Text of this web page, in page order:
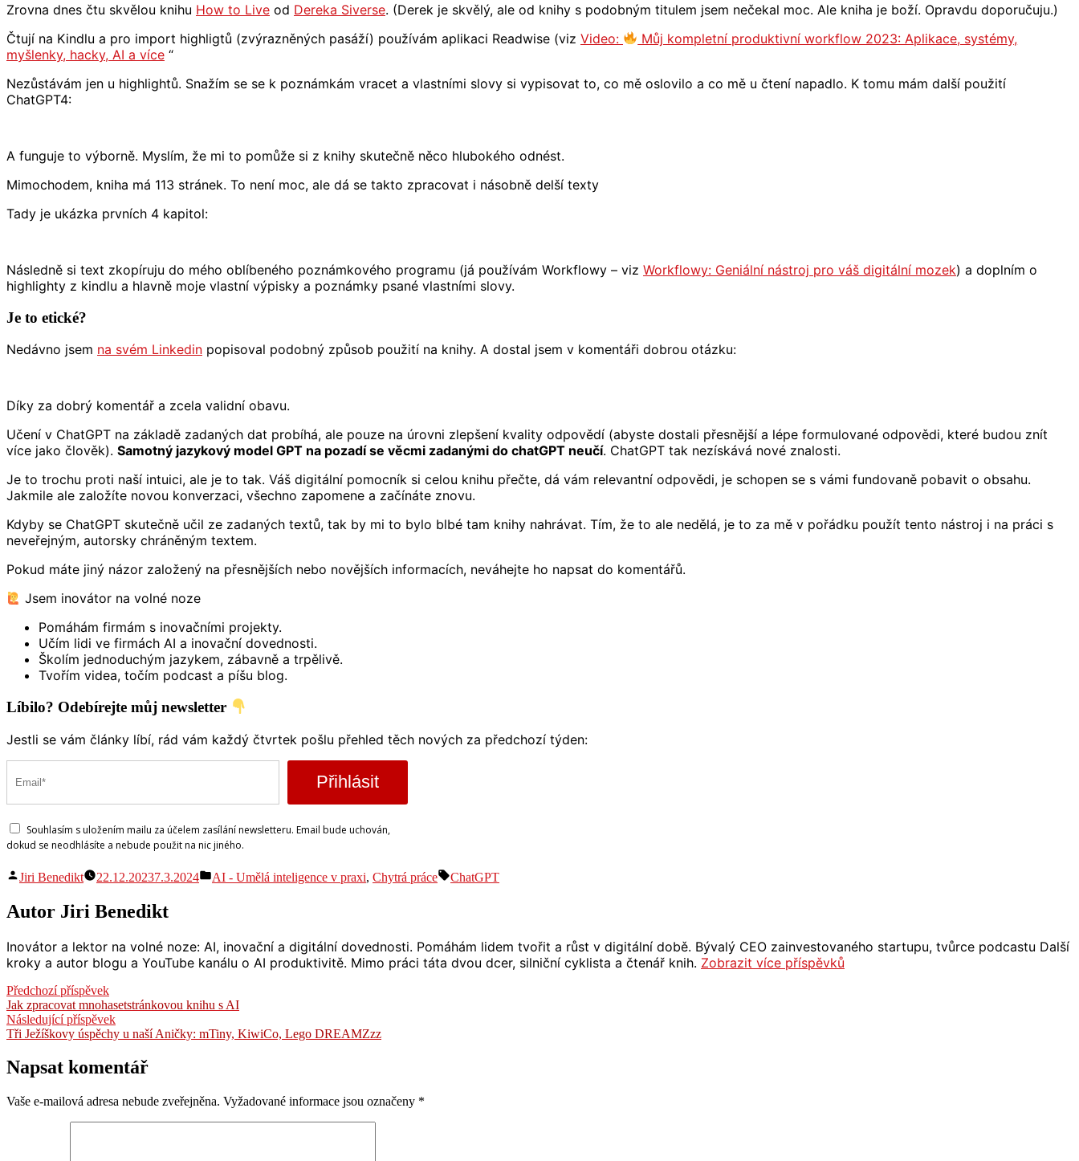
etické
do
něj
knihy?
Zrovna dnes čtu skvělou knihu How to Live od Dereka Siverse. (Derek je skvělý, ale od knihy s podobným titulem jsem nečekal moc. Ale kniha je boží. Opravdu doporučuju.)
Čtují na Kindlu a pro import highligtů (zvýrazněných pasáží) používám aplikaci Readwise (viz Video:
Můj kompletní produktivní workflow 2023: Aplikace, systémy,
myšlenky, hacky, AI a více “
Nezůstávám jen u highlightů. Snažím se se k poznámkám vracet a vlastními slovy si vypisovat to, co mě oslovilo a co mě u čtení napadlo. K tomu mám další použití
ChatGPT4:
A funguje to výborně. Myslím, že mi to pomůže si z knihy skutečně něco hlubokého odnést.
Mimochodem, kniha má 113 stránek. To není moc, ale dá se takto zpracovat i násobně delší texty
Tady je ukázka prvních 4 kapitol:
Následně si text zkopíruju do mého oblíbeného poznámkového programu (já používám Workflowy – viz Workflowy: Geniální nástroj pro váš digitální mozek) a doplním o
highlighty z kindlu a hlavně moje vlastní výpisky a poznámky psané vlastními slovy.
Je to etické?
Nedávno jsem na svém Linkedin popisoval podobný způsob použití na knihy. A dostal jsem v komentáři dobrou otázku:
Díky za dobrý komentář a zcela validní obavu.
Učení v ChatGPT na základě zadaných dat probíhá, ale pouze na úrovni zlepšení kvality odpovědí (abyste dostali přesnější a lépe formulované odpovědi, které budou znít
více jako člověk). Samotný jazykový model GPT na pozadí se věcmi zadanými do chatGPT neučí. ChatGPT tak nezískává nové znalosti.
Je to trochu proti naší intuici, ale je to tak. Váš digitální pomocník si celou knihu přečte, dá vám relevantní odpovědi, je schopen se s vámi fundovaně pobavit o obsahu.
Jakmile ale založíte novou konverzaci, všechno zapomene a začínáte znovu.
Kdyby se ChatGPT skutečně učil ze zadaných textů, tak by mi to bylo blbé tam knihy nahrávat. Tím, že to ale nedělá, je to za mě v pořádku použít tento nástroj i na práci s
neveřejným, autorsky chráněným textem.
Pokud máte jiný názor založený na přesnějších nebo novějších informacích, neváhejte ho napsat do komentářů.
Jsem inovátor na volné noze
Pomáhám firmám s inovačními projekty.
Učím lidi ve firmách AI a inovační dovednosti.
Školím jednoduchým jazykem, zábavně a trpělivě.
Tvořím videa, točím podcast a píšu blog.
Líbilo? Odebírejte můj newsletter
Jestli se vám články líbí, rád vám každý čtvrtek pošlu přehled těch nových za předchozí týden:
Přihlásit
Souhlasím s uložením mailu za účelem zasílání newsletteru. Email bude uchován,
dokud se neodhlásíte a nebude použit na nic jiného.
Autor
Jiri Benedikt 22.12.20237.3.2024
Publikováno
AI - Umělá inteligence v praxi, Chytrá práce Štítky:
ChatGPT
Autor Jiri Benedikt
Inovátor a lektor na volné noze: AI, inovační a digitální dovednosti. Pomáhám lidem tvořit a růst v digitální době. Bývalý CEO zainvestovaného startupu, tvůrce podcastu Další
kroky a autor blogu a YouTube kanálu o AI produktivitě. Mimo práci táta dvou dcer, silniční cyklista a čtenář knih. Zobrazit více příspěvků
Navigace
pro
příspěvek
Předchozí příspěvekPředchozí
příspěvek:
Jak zpracovat mnohasetstránkovou knihu s AI
Následující příspěvekNásledující
příspěvek:
Tři Ježíškovy úspěchy u naší Aničky: mTiny, KiwiCo, Lego DREAMZzz
Napsat komentář
Vaše e-mailová adresa nebude zveřejněna. Vyžadované informace jsou označeny *